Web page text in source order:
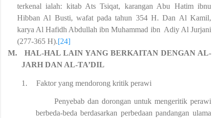
terkenal ialah: kitab Ats Tsiqat, karangan Abu Hatim ibnu
Hibban Al Busti, wafat pada tahun 354 H. Dan Al Kamil,
karya Al Hafidh Abdullah ibn Muhammad ibn Adiy Al Jurjani
(277-365 H).[24]
M.
HAL-HAL LAIN YANG BERKAITAN DENGAN AL-
JARH DAN AL-TA’DIL
1. Faktor yang mendorong kritik perawi
Penyebab dan dorongan untuk mengeritik perawi
berbeda-beda berdasarkan perbedaan pandangan ulama